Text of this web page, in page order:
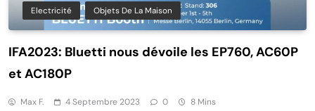
Electricité Objets De La Maison
IFA2023: Bluetti nous dévoile les EP760, AC60P
et AC180P
Max F. 4 Septembre 2023 0 8 Mins